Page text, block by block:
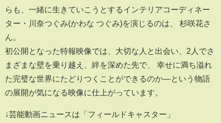
らも、一緒に生きていこうとするインテリアコーディネー
ター・川奈つぐみ(かわな つぐみ)を演じるのは、 杉咲花さ
ん。
初公開となった特報映像では、大切な人と出会い、2人でさ
まざまな壁を乗り越え、絆を深めた先で、 幸せに満ち溢れ
た完璧な世界にたどりつくことができるのか―という物語
の展開が気になる映像に仕上がっています。
↓芸能動画ニュースは「フィールドキャスター」